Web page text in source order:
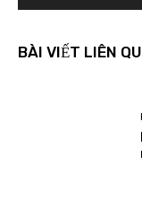
BÀI VIẾT LIÊN